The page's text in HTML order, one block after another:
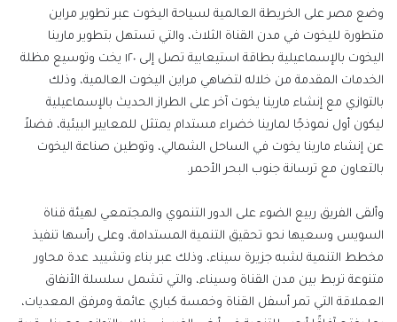
وضع مصر على الخريطة العالمية لسياحة اليخوت عبر تطوير مراين
متطورة لليخوت في مدن القناة الثلاث، والتي تستهل بتطوير مارينا
اليخوت بالإسماعيلية بطاقة استيعابية تصل إلى ١٢٠ يخت وتوسيع مظلة
الخدمات المقدمة من خلاله لتضاهي مراين اليخوت العالمية، وذلك
بالتوازي مع إنشاء مارينا يخوت آخر على الطراز الحديث بالإسماعيلية
ليكون أول نموذجًا لمارينا خضراء مستدام يمتثل للمعايير البيئية، فضلاً
عن إنشاء مارينا يخوت في الساحل الشمالي، وتوطين صناعة اليخوت
بالتعاون مع ترسانة جنوب البحر الأحمر.
وألقى الفريق ربيع الضوء على الدور التنموي والمجتمعي لهيئة قناة
السويس وسعيها نحو تحقيق التنمية المستدامة، وعلى رأسها تنفيذ
مخطط التنمية لشبه جزيرة سيناء، وذلك عبر بناء وتشييد عدة محاور
متنوعة تربط بين مدن القناة وسيناء، والتي تشمل سلسلة الأنفاق
العملاقة التي تمر أسفل القناة وخمسة كباري عائمة ومرفق المعديات،